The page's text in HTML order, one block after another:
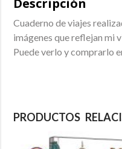
Cuaderno de viajes
imágenes que reflejan mi
Puede verlo y comprarlo
PRODUCTOS